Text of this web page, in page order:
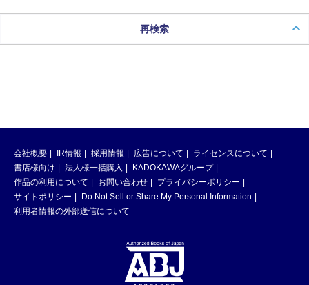
再検索
会社概要 IR情報 採用情報 広告について
ライセンスについて
書店様向け
法人様一括購入
KADOKAWAグループ
作品の利用について
お問い合わせ
プライバシーポリシー
サイトポリシー
Do Not Sell or Share My Personal Information
利用者情報の外部送信について